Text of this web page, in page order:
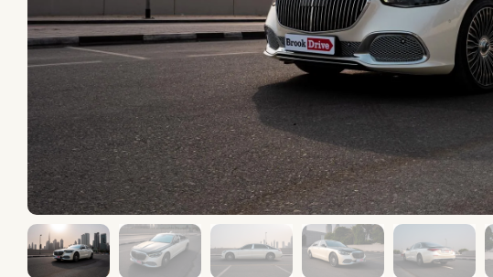
ПИКАП
СЕДАН
ЭЛЕКТРИЧЕСКИЕ
ЭКОНОМ-КЛАСС
BMW
MERCEDES
All cars